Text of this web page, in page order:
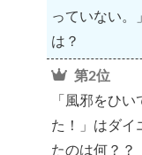
っていない。
は？
第2位
「風邪をひ
た！」はダイ
たのは何？？